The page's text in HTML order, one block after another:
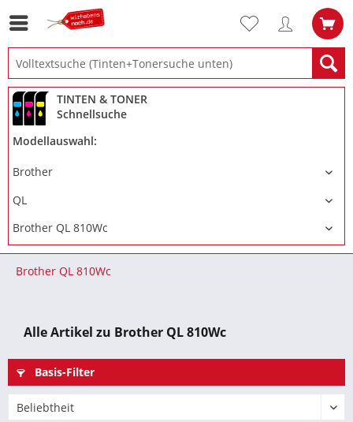
TINTEN & TONER
Schnellsuche
Modellauswahl:
Brother QL 810Wc
Alle Artikel zu Brother QL 810Wc
Basis-Filter